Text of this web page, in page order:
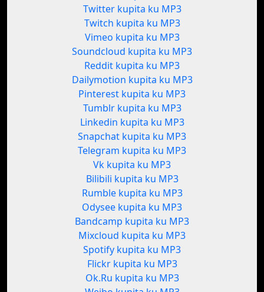
Twitter kupita ku MP3
Twitch kupita ku MP3
Vimeo kupita ku MP3
Soundcloud kupita ku MP3
Reddit kupita ku MP3
Dailymotion kupita ku MP3
Pinterest kupita ku MP3
Tumblr kupita ku MP3
Linkedin kupita ku MP3
Snapchat kupita ku MP3
Telegram kupita ku MP3
Vk kupita ku MP3
Bilibili kupita ku MP3
Rumble kupita ku MP3
Odysee kupita ku MP3
Bandcamp kupita ku MP3
Mixcloud kupita ku MP3
Spotify kupita ku MP3
Flickr kupita ku MP3
Ok.Ru kupita ku MP3